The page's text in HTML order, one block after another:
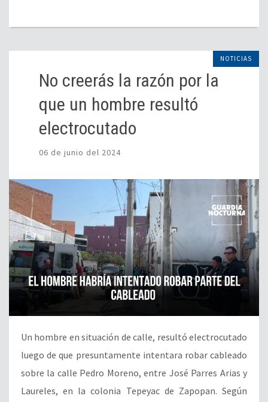
NOTICIAS
No creerás la razón por la
que un hombre resultó
electrocutado
06 de junio del 2024
Un hombre en situación de calle, resultó electrocutado
luego de que presuntamente intentara robar cableado
sobre la calle Pedro Moreno, entre José Parres Arias y
Laureles, en la colonia Tepeyac de Zapopan. Según